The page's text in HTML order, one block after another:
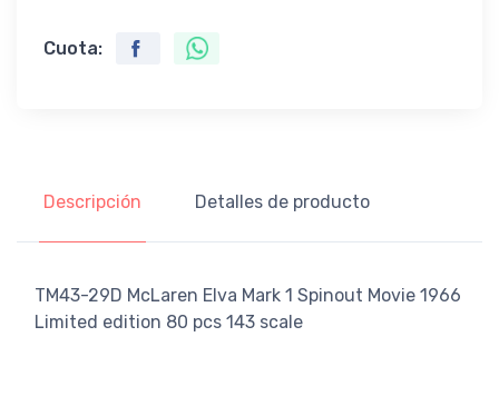
Cuota:
Descripción Detalles de producto
TM43-29D McLaren Elva Mark 1 Spinout Movie 1966
Limited edition 80 pcs 143 scale